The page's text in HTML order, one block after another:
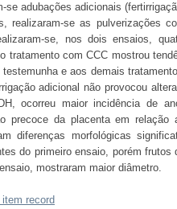
se adubações adicionais
realizaram-se as pulverizações
se, nos dois ensaios,
tratamento com CCC mostrou
testemunha e aos demais
adicional não provocou
ocorreu maior incidência de
precoce da placenta em
diferenças morfológicas
do primeiro ensaio, porém
mostraram maior diâmetro.
record